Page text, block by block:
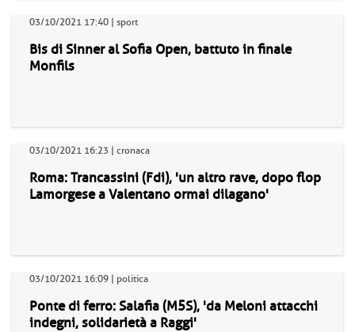
03/10/2021 17:40 | sport
Bis di Sinner al Sofia Open, battuto in finale
Monfils
03/10/2021 16:23 | cronaca
Roma: Trancassini (Fdi), 'un altro rave, dopo flop
Lamorgese a Valentano ormai dilagano'
03/10/2021 16:09 | politica
Ponte di ferro: Salafia (M5S), 'da Meloni attacchi
indegni, solidarietà a Raggi'